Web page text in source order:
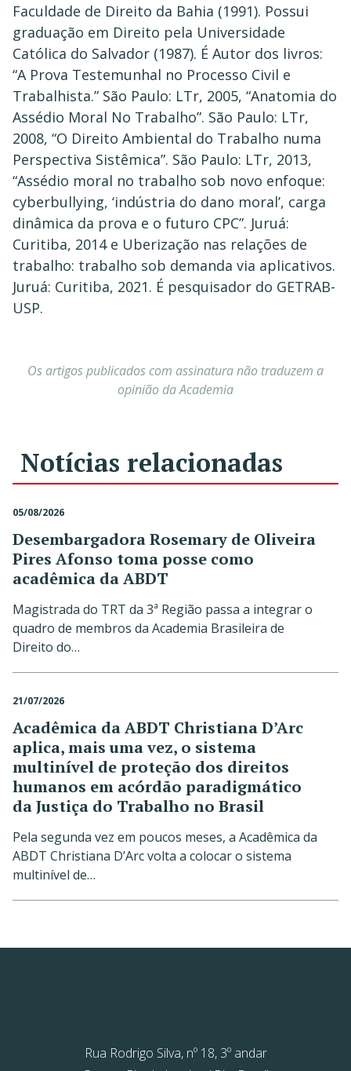
Faculdade de Direito da Bahia (1991). Possui
graduação em Direito pela Universidade
Católica do Salvador (1987). É Autor dos livros:
“A Prova Testemunhal no Processo Civil e
Trabalhista.” São Paulo: LTr, 2005, “Anatomia do
Assédio Moral No Trabalho”. São Paulo: LTr,
2008, “O Direito Ambiental do Trabalho numa
Perspectiva Sistêmica”. São Paulo: LTr, 2013,
“Assédio moral no trabalho sob novo enfoque:
cyberbullying, ‘indústria do dano moral’, carga
dinâmica da prova e o futuro CPC”. Juruá:
Curitiba, 2014 e Uberização nas relações de
trabalho: trabalho sob demanda via aplicativos.
Juruá: Curitiba, 2021. É pesquisador do GETRAB-
USP.
Os artigos publicados com assinatura não traduzem a
opinião da Academia
Notícias relacionadas
05/08/2026
Desembargadora Rosemary de Oliveira
Pires Afonso toma posse como
acadêmica da ABDT
Magistrada do TRT da 3ª Região passa a integrar o
quadro de membros da Academia Brasileira de
Direito do…
21/07/2026
Acadêmica da ABDT Christiana D’Arc
aplica, mais uma vez, o sistema
multinível de proteção dos direitos
humanos em acórdão paradigmático
da Justiça do Trabalho no Brasil
Pela segunda vez em poucos meses, a Acadêmica da
ABDT Christiana D’Arc volta a colocar o sistema
multinível de…
Rua Rodrigo Silva, nº 18, 3º andar